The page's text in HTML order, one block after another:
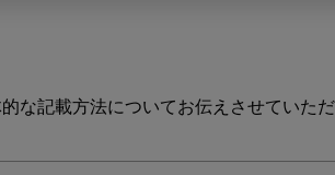
な記載方法についてお伝えさせていただ